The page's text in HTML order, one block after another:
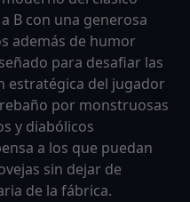
B con una generosa
además de humor
para desafiar las
estratégica del jugador
por monstruosas
y diabólicos
a los que puedan
sin dejar de
de la fábrica.